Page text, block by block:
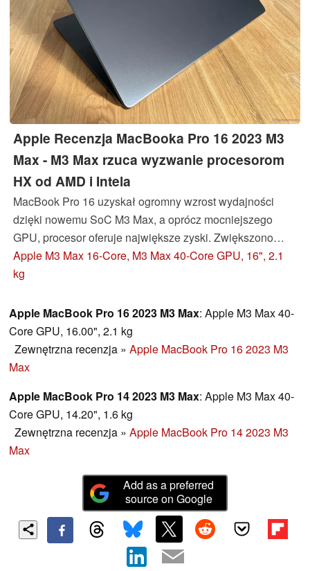
Apple Recenzja MacBooka Pro 16 2023 M3
Max - M3 Max rzuca wyzwanie procesorom
HX od AMD i Intela
MacBook Pro 16 uzyskał ogromny wzrost wydajności
dzięki nowemu SoC M3 Max, a oprócz mocniejszego
GPU, procesor oferuje największe zyski. Zwiększono
również jasność SDR 16-calowego ekranu Mini-LED.
Recenzujemy wysokiej klasy MacBooka w nowym
Apple M3 Max 16-Core, M3 Max 40-Core GPU, 16", 2.1
kg
Apple MacBook Pro 16 2023 M3 Max: Apple M3 Max 40-
Core GPU, 16.00", 2.1 kg
Zewnętrzna recenzja » Apple MacBook Pro 16 2023 M3
Max
Apple MacBook Pro 14 2023 M3 Max: Apple M3 Max 40-
Core GPU, 14.20", 1.6 kg
Zewnętrzna recenzja » Apple MacBook Pro 14 2023 M3
Max
Add as a preferred
source on Google